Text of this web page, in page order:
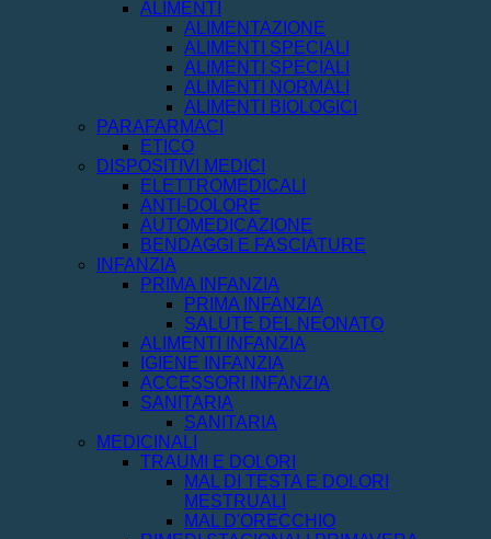
ALIMENTI
ALIMENTAZIONE
ALIMENTI SPECIALI
ALIMENTI SPECIALI
ALIMENTI NORMALI
ALIMENTI BIOLOGICI
PARAFARMACI
ETICO
DISPOSITIVI MEDICI
ELETTROMEDICALI
ANTI-DOLORE
AUTOMEDICAZIONE
BENDAGGI E FASCIATURE
INFANZIA
PRIMA INFANZIA
PRIMA INFANZIA
SALUTE DEL NEONATO
ALIMENTI INFANZIA
IGIENE INFANZIA
ACCESSORI INFANZIA
SANITARIA
SANITARIA
MEDICINALI
TRAUMI E DOLORI
MAL DI TESTA E DOLORI
MESTRUALI
MAL D'ORECCHIO